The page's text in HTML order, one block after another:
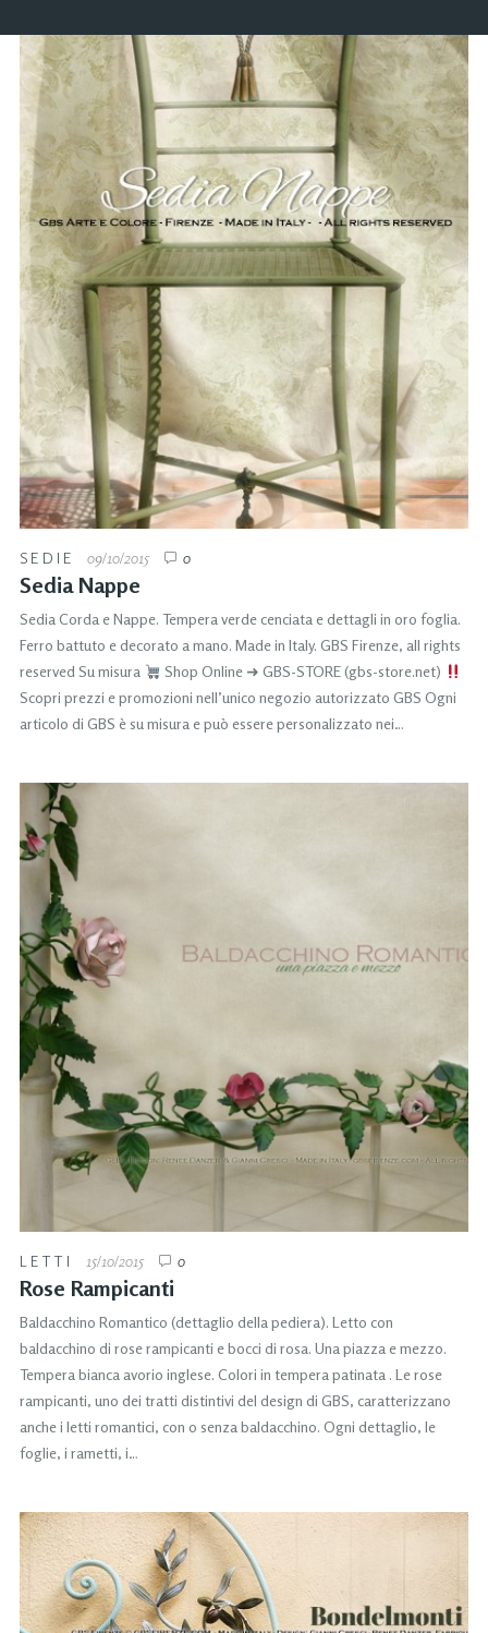
SEDIE 09/10/2015 0
Sedia Nappe
Sedia Corda e Nappe. Tempera verde cenciata e dettagli in oro foglia.
Ferro battuto e decorato a mano. Made in Italy. GBS Firenze, all rights
reserved Su misura
Shop Online ➜ GBS-STORE (gbs-store.net)
Scopri prezzi e promozioni nell’unico negozio autorizzato GBS Ogni
articolo di GBS è su misura e può essere personalizzato nei…
LETTI 15/10/2015 0
Rose Rampicanti
Baldacchino Romantico (dettaglio della pediera). Letto con
baldacchino di rose rampicanti e bocci di rosa. Una piazza e mezzo.
Tempera bianca avorio inglese. Colori in tempera patinata . Le rose
rampicanti, uno dei tratti distintivi del design di GBS, caratterizzano
anche i letti romantici, con o senza baldacchino. Ogni dettaglio, le
foglie, i rametti, i…